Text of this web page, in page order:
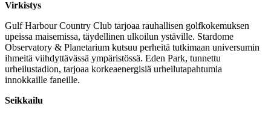
Virkistys
Gulf Harbour Country Club tarjoaa rauhallisen golfkokemuksen
upeissa maisemissa, täydellinen ulkoilun ystäville. Stardome
Observatory & Planetarium kutsuu perheitä tutkimaan universumin
ihmeitä viihdyttävässä ympäristössä. Eden Park, tunnettu
urheilustadion, tarjoaa korkeaenergisiä urheilutapahtumia
innokkaille faneille.
Seikkailu